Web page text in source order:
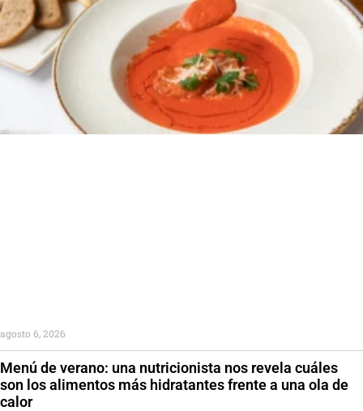
Menú de verano: una nutricionista nos revela cuáles
son los alimentos más hidratantes frente a una ola de
calor
agosto 6, 2026